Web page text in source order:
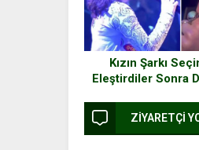
Kızın Şarkı
Eleştirdiler Sonra
ZİYARETÇİ